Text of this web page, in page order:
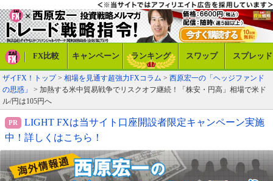
FX比較 キャンペーン ランキング スワップ スプレッド
ザイFX！トップ> 相場を見通す超強力FXコラム > 西原宏一の「ヘッジファンド
の思惑」
> 加熱する米中貿易戦争でリスクオフ継続！「株安・円高」相場で米ド
ル/円は105円へ
LIGHT FXは当サイト口座開設者限定キャンペーン実施
中！詳しくはこちら！